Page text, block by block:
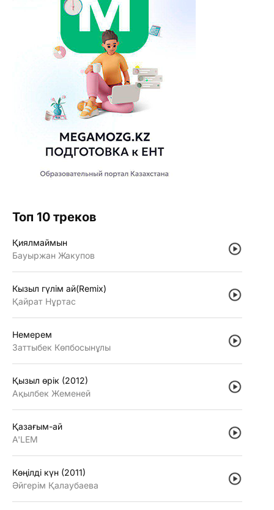
Топ 10 треков
Қиялмаймын
Бауыржан Жакупов
Кызыл гүлiм ай(Remix)
Қайрат Нұртас
Немерем
Заттыбек Көпбосынұлы
Қызыл өрiк (2012)
Ақылбек Жеменей
Қазағым-ай
A'LEM
Көңiлдi күн (2011)
Әйгерiм Қалаубаева